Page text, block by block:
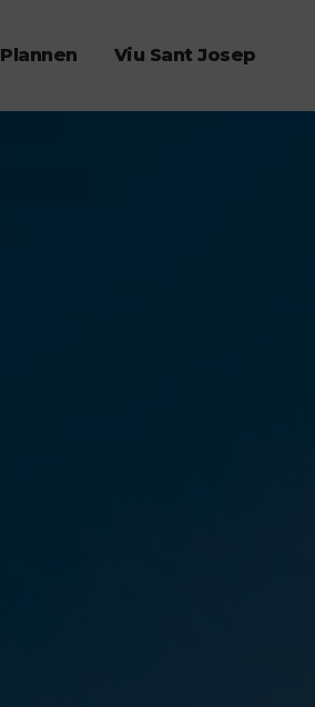
Plannen Viu Sant Josep